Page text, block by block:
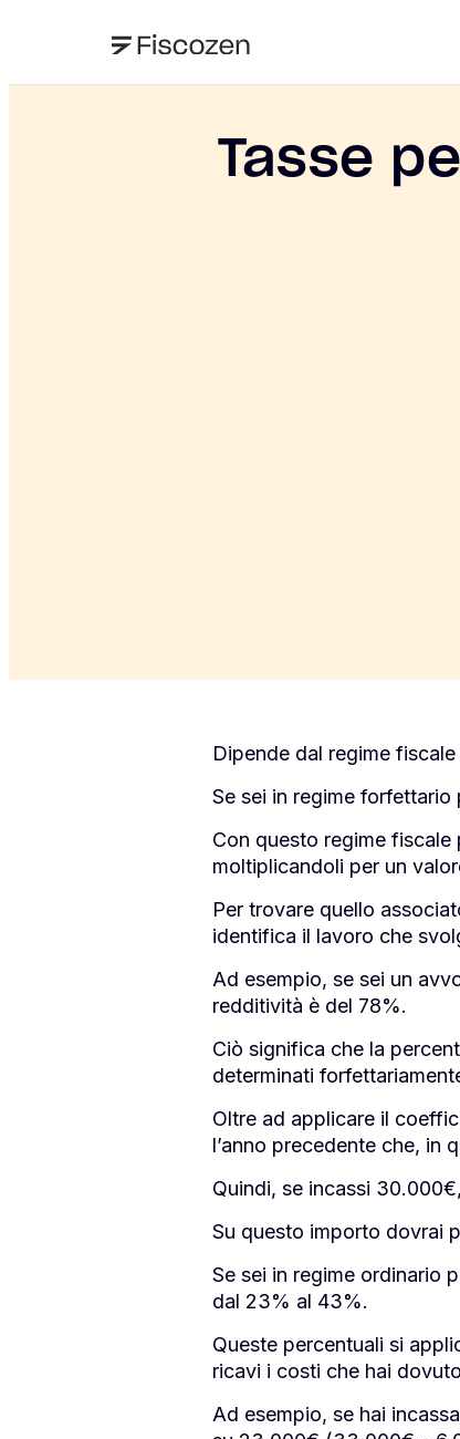
Tasse
Dipende dal regime
Se sei in regime
Con questo regime
moltiplicandoli per un
Per trovare quello
identifica il lavoro che
Ad esempio, se sei un
redditività è del 78%.
Ciò significa che la
determinati
Oltre ad applicare il
l’anno precedente che, in
Quindi, se incassi
Su questo importo dovrai
Se sei in regime ordinario
dal 23% al 43%.
Queste percentuali si
ricavi i costi che hai
Ad esempio, se hai